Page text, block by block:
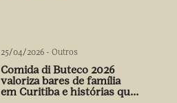
25/04/2026 - Outros
Comida di Buteco 2026
valoriza bares de família
em Curitiba e histórias que